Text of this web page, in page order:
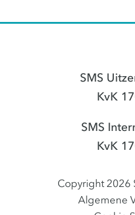
SMS
KvK
SMS
KvK
Copyright 2026
Algemene